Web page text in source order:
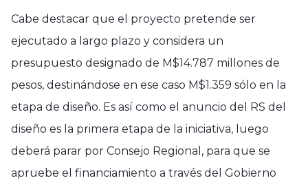
Cabe destacar que el proyecto pretende ser
ejecutado a largo plazo y considera un
presupuesto designado de M$14.787 millones de
pesos, destinándose en ese caso M$1.359 sólo en la
etapa de diseño. Es así como el anuncio del RS del
diseño es la primera etapa de la iniciativa, luego
deberá parar por Consejo Regional, para que se
apruebe el financiamiento a través del Gobierno
Nacional
Municipios acusan indiferencia
Nacional